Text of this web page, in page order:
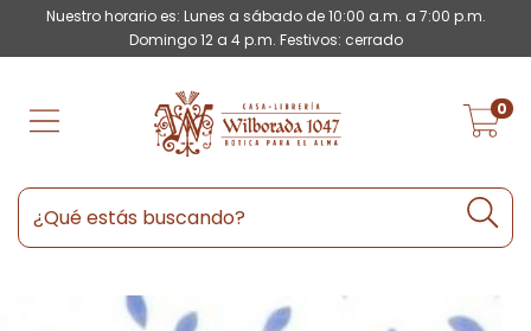
Nuestro horario es: Lunes a sábado de 10:00 a.m. a 7:00 p.m.
Domingo 12 a 4 p.m. Festivos: cerrado
0